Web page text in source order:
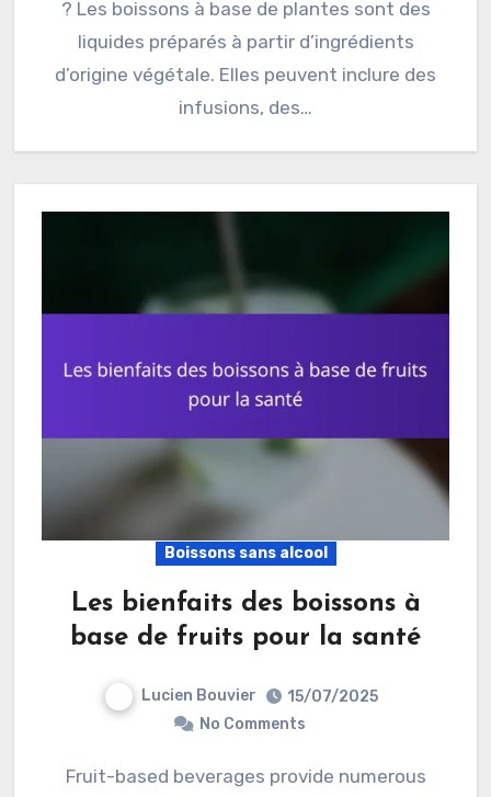
? Les boissons à base de plantes sont des
liquides préparés à partir d’ingrédients
d’origine végétale. Elles peuvent inclure des
infusions, des…
Boissons sans alcool
Les bienfaits des boissons à
base de fruits pour la santé
Lucien Bouvier
15/07/2025
No Comments
Fruit-based beverages provide numerous